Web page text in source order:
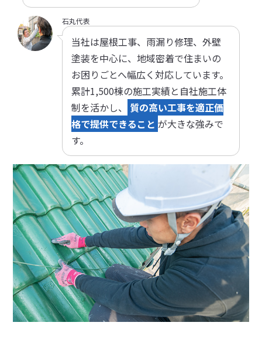
石丸代表
当社は屋根工事、雨漏り修理、外壁
塗装を中心に、地域密着で住まいの
お困りごとへ幅広く対応しています。
累計1,500棟の施工実績と自社施工体
制を活かし、
質の高い工事を適正価
格で提供できること が大きな強みで
す。